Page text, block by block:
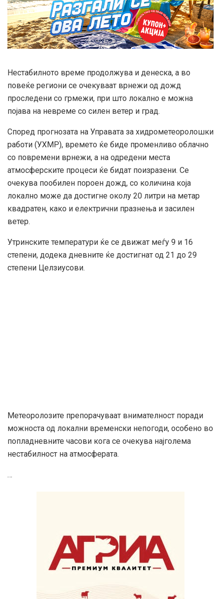
Нестабилното време продолжува и денеска, а во
повеќе региони се очекуваат врнежи од дожд
проследени со грмежи, при што локално е можна
појава на невреме со силен ветер и град.
Според прогнозата на Управата за хидрометеоролошки
работи (УХМР), времето ќе биде променливо облачно
со повремени врнежи, а на одредени места
атмосферските процеси ќе бидат поизразени. Се
очекува пообилен пороен дожд, со количина која
локално може да достигне околу 20 литри на метар
квадратен, како и електрични празнења и засилен
ветер.
Утринските температури ќе се движат меѓу 9 и 16
степени, додека дневните ќе достигнат од 21 до 29
степени Целзиусови.
Метеоролозите препорачуваат внимателност поради
можноста од локални временски непогоди, особено во
попладневните часови кога се очекува најголема
нестабилност на атмосферата.
…